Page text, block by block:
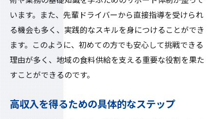
未経験でも安心鹿屋市でドライバーとしてのキ
ャリアを積む
未経験者に優しい研修制度
キャリアパスとその可能性
ドライバー職の基礎知識を学ぶ
職場環境とコミュニケーションの取り方
長期的なキャリア形成のサポート体制
います。また、先輩ドライバーから直接指導を受けられ
る機会も多く、実践的なスキルを身につけることができ
ます。このように、初めての方でも安心して挑戦できる
理由が多く、地域の食料供給を支える重要な役割を果た
すことができるのです。
高収入を得るための具体的なステップ